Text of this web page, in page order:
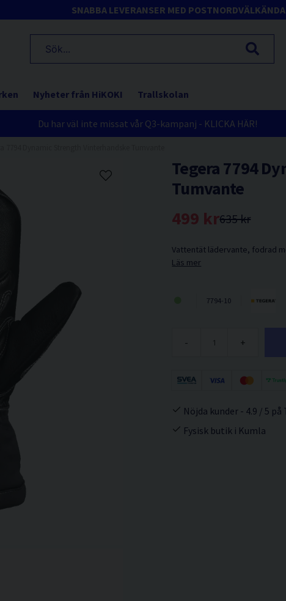
SNABBA LEVERANSER MED POSTNORD
Nyheter från HiKOKI Trallskolan
Du har väl inte missat vår Q3-kampanj - KLICKA HÄR!
Tegera 7794
Tumvante
635 kr
499 kr
Vattentät lädervante, fodrad
Läs mer
7794-10
- +
Nöjda kunder - 4.9 / 5
Fysisk butik i Kumla